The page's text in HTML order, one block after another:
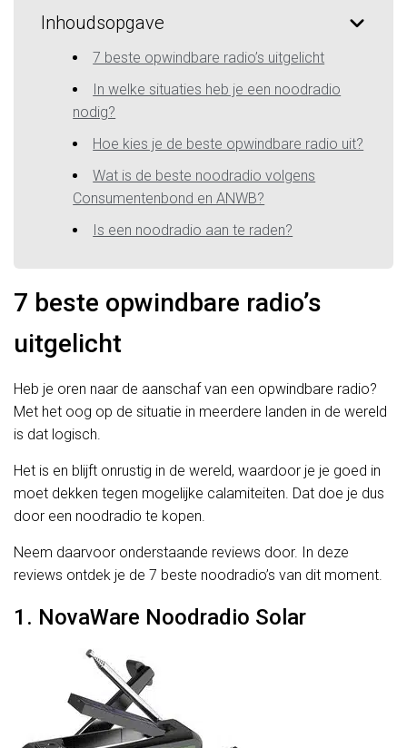
Inhoudsopgave
7 beste opwindbare radio’s uitgelicht
In welke situaties heb je een noodradio
nodig?
Hoe kies je de beste opwindbare radio uit?
Wat is de beste noodradio volgens
Consumentenbond en ANWB?
Is een noodradio aan te raden?
7 beste opwindbare radio’s
uitgelicht
Heb je oren naar de aanschaf van een opwindbare radio?
Met het oog op de situatie in meerdere landen in de wereld
is dat logisch.
Het is en blijft onrustig in de wereld, waardoor je je goed in
moet dekken tegen mogelijke calamiteiten. Dat doe je dus
door een noodradio te kopen.
Neem daarvoor onderstaande reviews door. In deze
reviews ontdek je de 7 beste noodradio’s van dit moment.
1. NovaWare Noodradio Solar